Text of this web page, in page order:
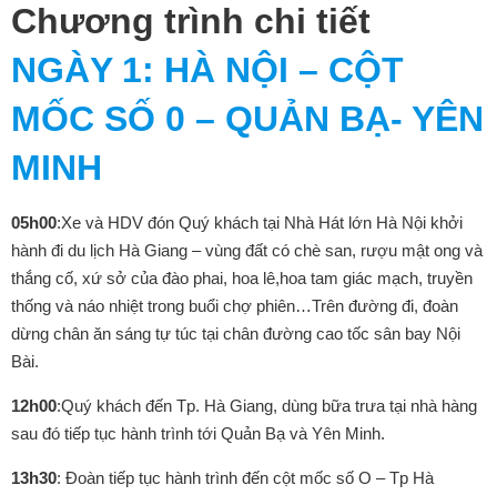
Chương trình chi tiết
NGÀY 1: HÀ NỘI – CỘT
MỐC SỐ 0 – QUẢN BẠ- YÊN
MINH
05h00:Xe và HDV đón Quý khách tại Nhà Hát lớn Hà Nội khởi
hành đi du lịch Hà Giang – vùng đất có chè san, rượu mật ong và
thắng cố, xứ sở của đào phai, hoa lê,hoa tam giác mạch, truyền
thống và náo nhiệt trong buổi chợ phiên…Trên đường đi, đoàn
dừng chân ăn sáng tự túc tại chân đường cao tốc sân bay Nội
Bài.
12h00:Quý khách đến Tp. Hà Giang, dùng bữa trưa tại nhà hàng
sau đó tiếp tục hành trình tới Quản Bạ và Yên Minh.
13h30: Đoàn tiếp tục hành trình đến cột mốc số O – Tp Hà